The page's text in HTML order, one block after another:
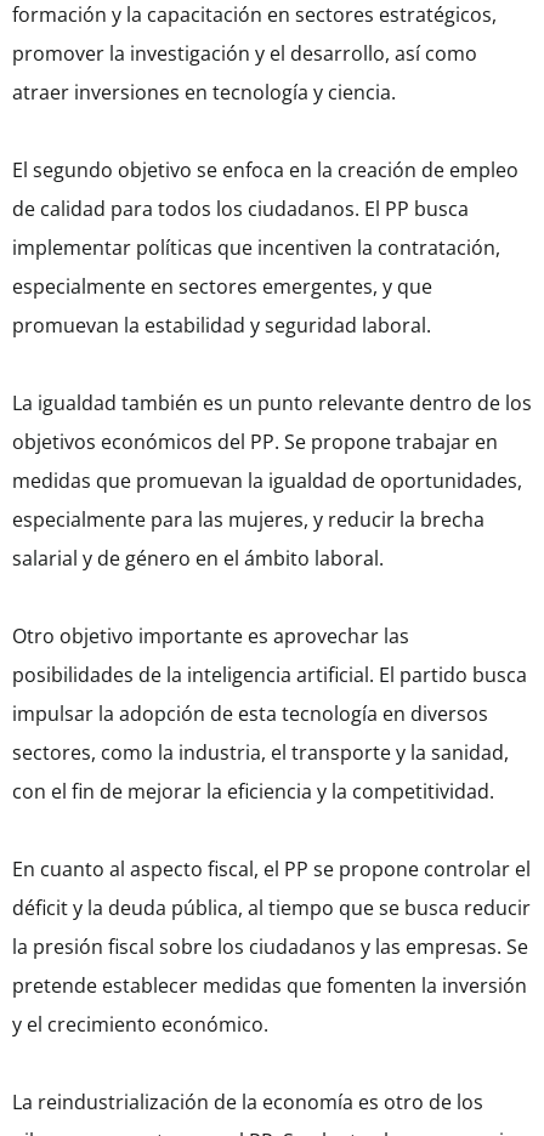
formación y la capacitación en sectores estratégicos,
promover la investigación y el desarrollo, así como
atraer inversiones en tecnología y ciencia.
El segundo objetivo se enfoca en la creación de empleo
de calidad para todos los ciudadanos. El PP busca
implementar políticas que incentiven la contratación,
especialmente en sectores emergentes, y que
promuevan la estabilidad y seguridad laboral.
La igualdad también es un punto relevante dentro de los
objetivos económicos del PP. Se propone trabajar en
medidas que promuevan la igualdad de oportunidades,
especialmente para las mujeres, y reducir la brecha
salarial y de género en el ámbito laboral.
Otro objetivo importante es aprovechar las
posibilidades de la inteligencia artificial. El partido busca
impulsar la adopción de esta tecnología en diversos
sectores, como la industria, el transporte y la sanidad,
con el fin de mejorar la eficiencia y la competitividad.
En cuanto al aspecto fiscal, el PP se propone controlar el
déficit y la deuda pública, al tiempo que se busca reducir
la presión fiscal sobre los ciudadanos y las empresas. Se
pretende establecer medidas que fomenten la inversión
y el crecimiento económico.
La reindustrialización de la economía es otro de los